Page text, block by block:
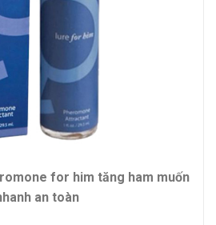
for him tăng ham muốn
an toàn